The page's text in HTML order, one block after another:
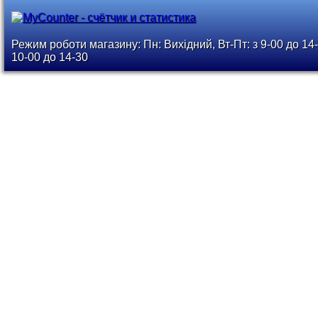
Режим роботи магазину: Пн: Вихідний, Вт-Пт: з 9-00 до
10-00 до 14-30